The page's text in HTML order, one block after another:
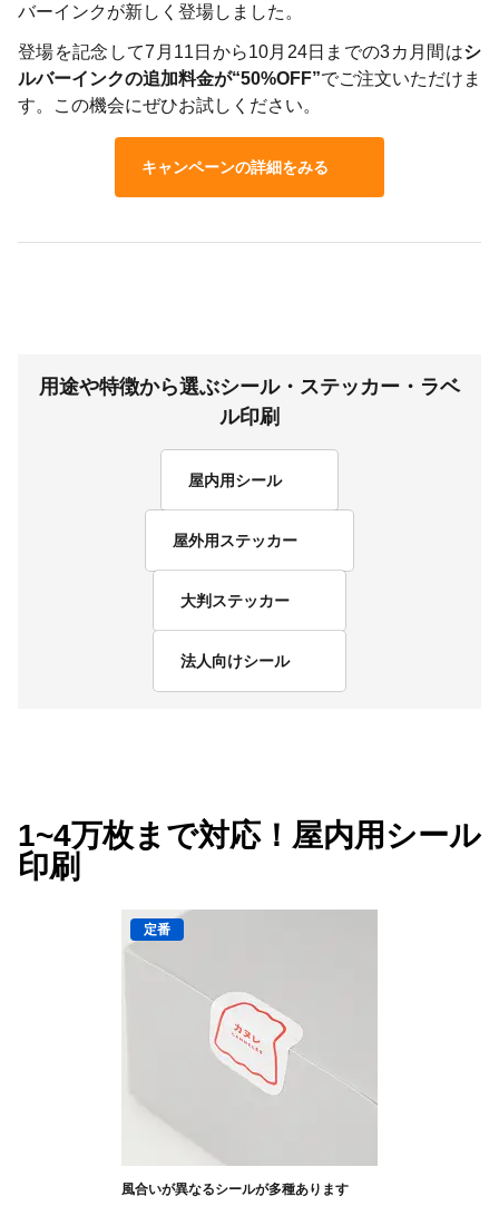
バーインクが新しく登場しました。
登場を記念して7月11日から10月24日までの3カ月間はシ
ルバーインクの追加料金が“50%OFF”でご注文いただけま
す。この機会にぜひお試しください。
キャンペーンの詳細をみる
用途や特徴から選ぶシール・ステッカー・ラベ
ル印刷
屋内用シール
屋外用ステッカー
大判ステッカー
法人向けシール
1~4万枚まで対応！屋内用シール
印刷
風合いが異なるシールが多種あります